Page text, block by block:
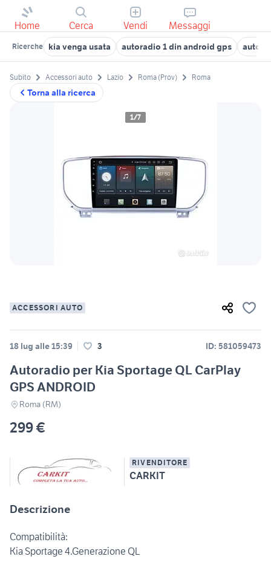
Home Cerca Vendi Messaggi
Ricerche kia venga usata autoradio 1 din android gps
Torna alla ricerca
Subito Accessori auto Lazio Roma (Prov) Roma
1/7
ACCESSORI AUTO
18 lug alle 15:39 3 ID: 581059473
Autoradio per Kia Sportage QL CarPlay
GPS ANDROID
Roma (RM)
299 €
RIVENDITORE
CARKIT
Descrizione
Compatibilità:
Kia Sportage 4.Generazione QL